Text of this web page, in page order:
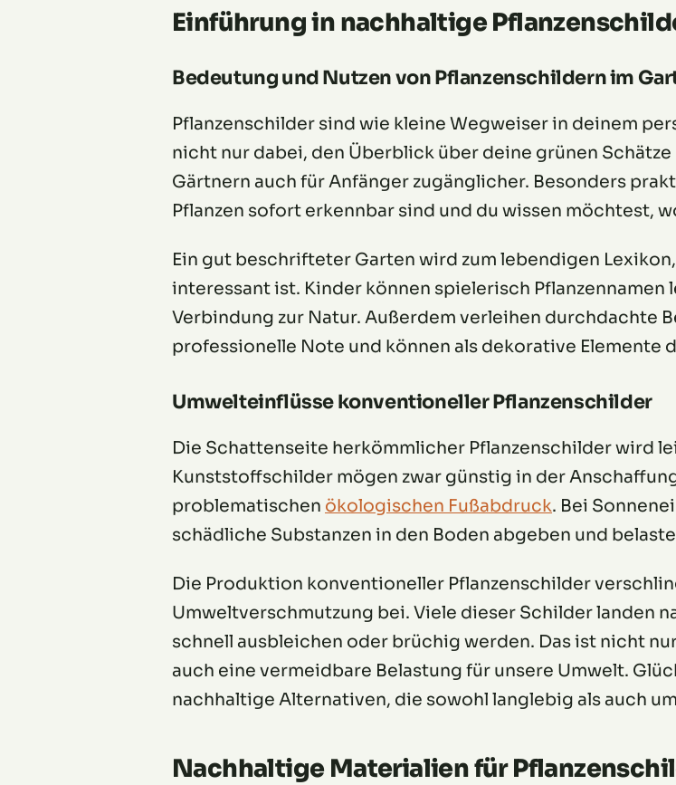
Einführung in nachhaltige
Bedeutung und Nutzen von Pflanzenschildern im
Pflanzenschilder sind wie kleine Wegweiser in deinem
nicht nur dabei, den Überblick über deine grünen
Gärtnern auch für Anfänger zugänglicher. Besonders
Pflanzen sofort erkennbar sind und du wissen möchtest,
Ein gut beschrifteter Garten wird zum lebendigen
interessant ist. Kinder können spielerisch Pflanzennamen
Verbindung zur Natur. Außerdem verleihen durchdachte
professionelle Note und können als dekorative Elemente
Umwelteinflüsse konventioneller Pflanzenschilder
Die Schattenseite herkömmlicher Pflanzenschilder wird
Kunststoffschilder mögen zwar günstig in der
problematischen ökologischen Fußabdruck. Bei
schädliche Substanzen in den Boden abgeben und
Die Produktion konventioneller Pflanzenschilder
Umweltverschmutzung bei. Viele dieser Schilder landen
schnell ausbleichen oder brüchig werden. Das ist nicht
auch eine vermeidbare Belastung für unsere Umwelt.
nachhaltige Alternativen, die sowohl langlebig als auch
Nachhaltige Materialien für